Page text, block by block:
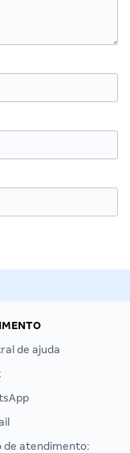
de ajuda
de atendimento: